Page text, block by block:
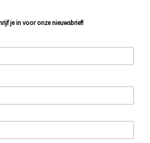
je in voor onze nieuwsbrief!